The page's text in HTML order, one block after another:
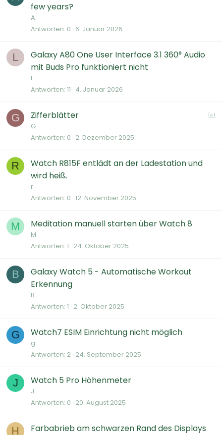
few years?
A.
Antworten 0 6. Januar 2026
L
Galaxy A80 One User Interface 3.1 360° Audio
mit Buds Pro funktioniert nicht
L.
Antworten 11 4. Januar 2026
G Zifferblätter
G.
Antworten 0 2. Dezember 2025
R
Watch R815F entlädt an der Ladestation und
wird heiß.
r.
Antworten 0 12. November 2025
M Meditation manuell starten über Watch 8
M.
Antworten 1 24. Oktober 2025
B
Galaxy Watch 5 - Automatische Workout
Erkennung
B.
Antworten 1 2. Oktober 2025
G Watch7 ESIM Einrichtung nicht möglich
g.
Antworten 2 24. September 2025
J Watch 5 Pro Höhenmeter
J.
Antworten 0 20. August 2025
H Farbabrieb am schwarzen Rand des Displays